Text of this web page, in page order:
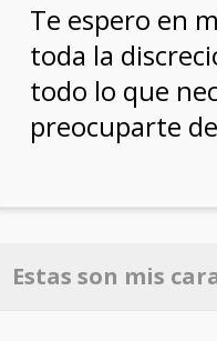
Te espero en
toda la
todo lo que
preocuparte
Estas son mis